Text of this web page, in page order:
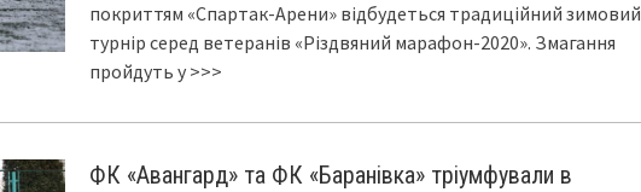
покриттям «Спартак-Арени» відбудеться традиційний зимовий
турнір серед ветеранів «Різдвяний марафон-2020». Змагання
пройдуть у >>>
ФК «Авангард» та ФК «Баранівка» тріумфували в